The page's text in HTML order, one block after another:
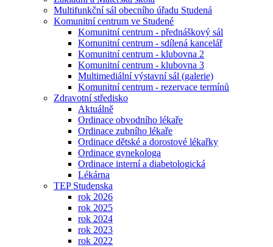
Multifunkční sál obecního úřadu Studená
Komunitní centrum ve Studené
Komunitní centrum - přednáškový sál
Komunitní centrum - sdílená kancelář
Komunitní centrum - klubovna 2
Komunitní centrum - klubovna 3
Multimediální výstavní sál (galerie)
Komunitní centrum - rezervace termínů
Zdravotní středisko
Aktuálně
Ordinace obvodního lékaře
Ordinace zubního lékaře
Ordinace dětské a dorostové lékařky
Ordinace gynekologa
Ordinace interní a diabetologická
Lékárna
TEP Studenska
rok 2026
rok 2025
rok 2024
rok 2023
rok 2022